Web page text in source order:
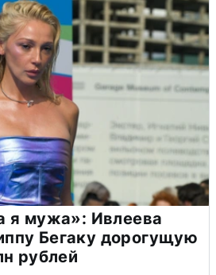
я мужа»: Ивлеева
Бегаку дорогущую
рублей